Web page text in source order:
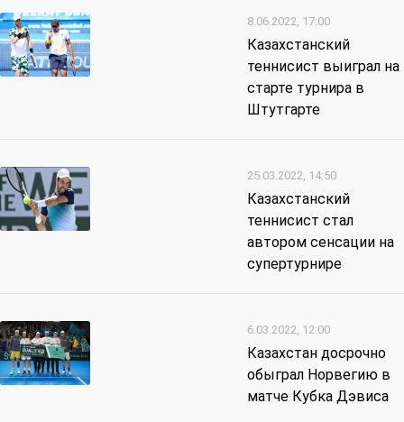
8.06.2022, 17:00
Казахстанский
теннисист выиграл на
старте турнира в
Штутгарте
25.03.2022, 14:50
Казахстанский
теннисист стал
автором сенсации на
супертурнире
6.03.2022, 12:00
Казахстан досрочно
обыграл Норвегию в
матче Кубка Дэвиса